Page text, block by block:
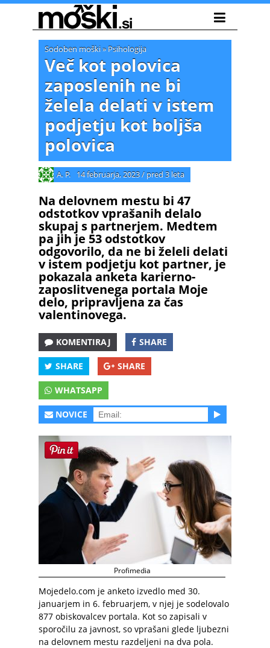
Sodoben moški» Psihologija
Več kot polovica
zaposlenih ne bi
želela delati v istem
podjetju kot boljša
polovica
A. P. 14 februarja, 2023/ pred 3 leta
Na delovnem mestu bi 47
odstotkov vprašanih delalo
skupaj s partnerjem. Medtem
pa jih je 53 odstotkov
odgovorilo, da ne bi želeli delati
v istem podjetju kot partner, je
pokazala anketa karierno-
zaposlitvenega portala Moje
delo, pripravljena za čas
valentinovega.
KOMENTIRAJ SHARE
SHARE SHARE
WHATSAPP
NOVICE
Profimedia
Mojedelo.com je anketo izvedlo med 30.
januarjem in 6. februarjem, v njej je sodelovalo
877 obiskovalcev portala. Kot so zapisali v
sporočilu za javnost, so vprašani glede ljubezni
na delovnem mestu razdeljeni na dva pola.